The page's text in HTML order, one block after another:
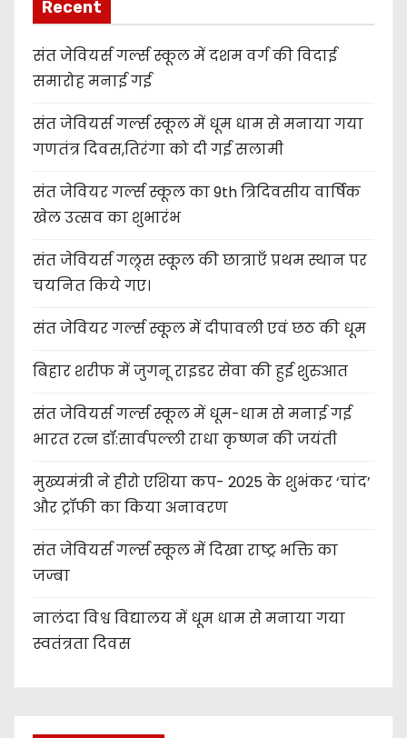
Recent
संत जेवियर्स गर्ल्स स्कूल में दशम वर्ग की विदाई
समारोह मनाई गई
संत जेवियर्स गर्ल्स स्कूल में धूम धाम से मनाया गया
गणतंत्र दिवस,तिरंगा को दी गई सलामी
संत जेवियर गर्ल्स स्कूल का 9th त्रिदिवसीय वार्षिक
खेल उत्सव का शुभारंभ
संत जेवियर्स गल्र्स स्कूल की छात्र‌ाएँ प्रथम स्थान पर
चयनित किये गए।
संत जेवियर गर्ल्स स्कूल में दीपावली एवं छठ की धूम
बिहार शरीफ में जुगनू राइडर सेवा की हुई शुरुआत
संत जेवियर्स गर्ल्स स्कूल में धूम-धाम से मनाई गई
भारत रत्न डॉ:सार्वपल्ली राधा कृष्णन की जयंती
मुख्यमंत्री ने हीरो एशिया कप- 2025 के शुभंकर ‘चांद’
और ट्रॉफी का किया अनावरण
संत जेवियर्स गर्ल्स स्कूल में दिखा राष्ट्र भक्ति का
जज्बा
नालंदा विश्व विद्यालय में धूम धाम से मनाया गया
स्वतंत्रता दिवस